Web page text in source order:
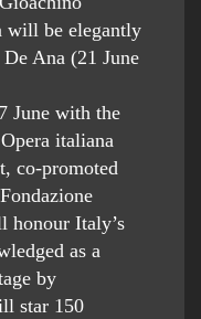
will be elegantly
Ana (21 June
June with the
italiana
co-promoted
honour Italy’s
as a
by
star 150